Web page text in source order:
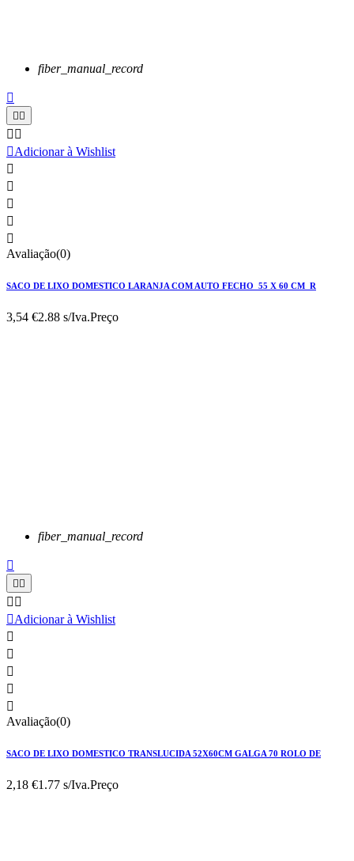
fiber_manual_record

 
 
Adicionar à Wishlist





Avaliação(0)
SACO DE LIXO DOMESTICO LARANJA COM AUTO FECHO 55 X 60 CM R
3,54 €2.88 s/Iva.Preço
fiber_manual_record

 
 
Adicionar à Wishlist





Avaliação(0)
SACO DE LIXO DOMESTICO TRANSLUCIDA 52X60CM GALGA 70 ROLO DE
2,18 €1.77 s/Iva.Preço